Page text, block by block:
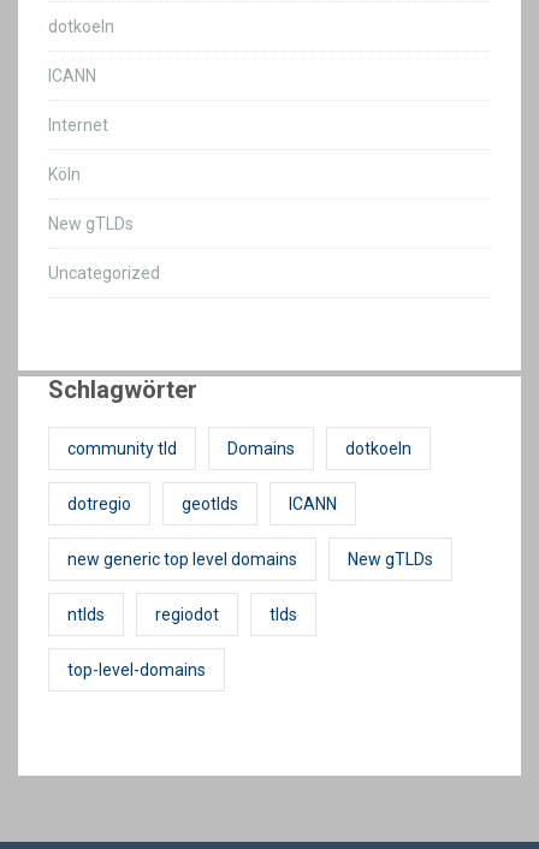
dotkoeln
ICANN
Internet
Köln
New gTLDs
Uncategorized
Schlagwörter
community tld Domains dotkoeln
dotregio geotlds ICANN
new generic top level domains New gTLDs
ntlds regiodot tlds
top-level-domains